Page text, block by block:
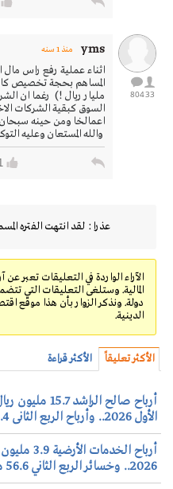
33
804
yms منذ 1 سنه
مليار ريال !) رغما ان
السوق كبقية الشركات
اعمالخا ومن حينه سبحان
والله المستعان وعليه
عذرا : لقد انتهت الفتره
الآراء الواردة في التعليقات تعبر
المالية. وستلغى التعليقات التي
دولة. ونذكر الزوار بأن هذا موقع
الدينية.
الأكثر تعليقاً الأكثر قراءة
الأول 2026.. وأرباح الربع الثانى 6.4 مليون ريال (-64%)
أرباح
2026.. وخسائر الربع الثاني 56.6 مليون ريال